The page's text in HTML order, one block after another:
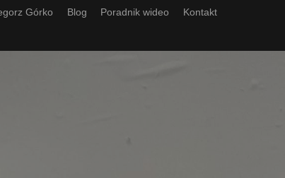
Górko Blog Poradnik wideo Kontakt